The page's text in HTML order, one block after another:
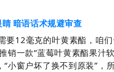
睛 暗语话术规避审查
要12毫克的叶黄素酯，咱
销一款“蓝莓叶黄素酯果汁
小窗户坏了换不到原装”，